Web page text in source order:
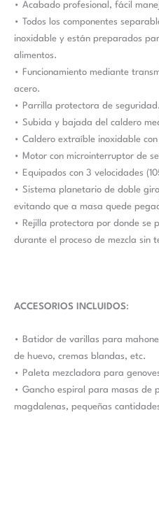
• Acabado profesional, fácil
• Todos los componentes
inoxidable y están preparados
alimentos.
• Funcionamiento mediante
acero.
• Parrilla protectora de seguridad.
• Subida y bajada del caldero
• Caldero extraíble inoxidable
• Motor con microinterruptor de
• Equipados con 3 velocidades
• Sistema planetario de doble
evitando que a masa quede
• Rejilla protectora por donde se
durante el proceso de mezcla sin
ACCESORIOS INCLUIDOS:
• Batidor de varillas para
de huevo, cremas blandas, etc.
• Paleta mezcladora para
• Gancho espiral para masas de
magdalenas, pequeñas